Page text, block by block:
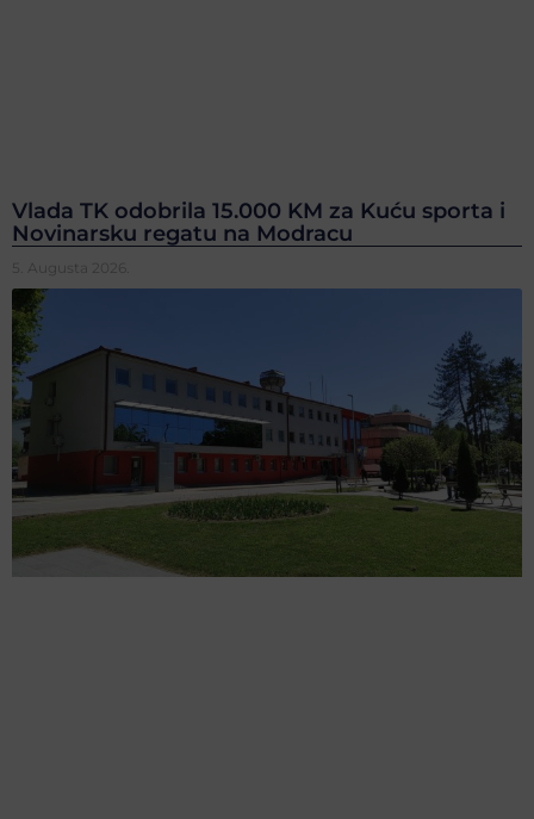
Vlada TK odobrila 15.000 KM za Kuću sporta i
Novinarsku regatu na Modracu
5. Augusta 2026.